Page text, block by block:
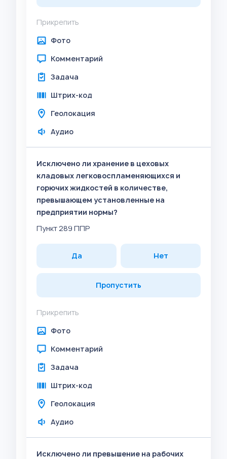
Прикрепить
Фото
Комментарий
Задача
Штрих-код
Геолокация
Аудио
Исключено ли хранение в цеховых
кладовых легковоспламеняющихся и
горючих жидкостей в количестве,
превышающем установленные на
предприятии нормы?
Пункт 289 ППР
Да Нет
Пропустить
Прикрепить
Фото
Комментарий
Задача
Штрих-код
Геолокация
Аудио
Исключено ли превышение на рабочих